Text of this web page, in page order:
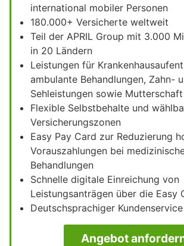
international mobiler Personen
180.000+ Versicherte weltweit
Teil der APRIL Group mit 3.000
in 20 Ländern
Leistungen für
ambulante Behandlungen, Zahn-
Sehleistungen sowie Mutterschaft
Flexible Selbstbehalte und
Versicherungszonen
Easy Pay Card zur Reduzierung
Vorauszahlungen bei
Behandlungen
Schnelle digitale Einreichung von
Leistungsanträgen über die Easy
Deutschsprachiger
Angebot